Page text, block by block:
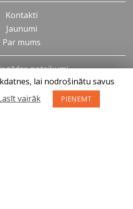
Kontakti
Jaunumi
Par mums
noteikumi
politika
tiesības
lai nodrošinātu savus
vairāk PIEŅEMT